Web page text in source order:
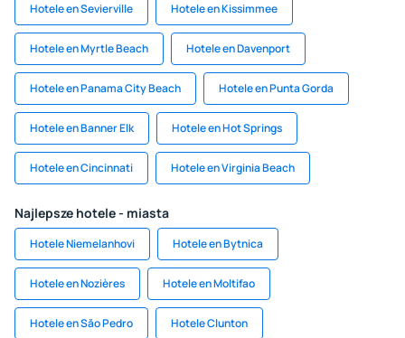
Hotele en Sevierville Hotele en Kissimmee
Hotele en Myrtle Beach Hotele en Davenport
Hotele en Panama City Beach Hotele en Punta Gorda
Hotele en Banner Elk Hotele en Hot Springs
Hotele en Cincinnati Hotele en Virginia Beach
Najlepsze hotele - miasta
Hotele Niemelanhovi Hotele en Bytnica
Hotele en Nozières Hotele en Moltifao
Hotele en Săo Pedro Hotele Clunton